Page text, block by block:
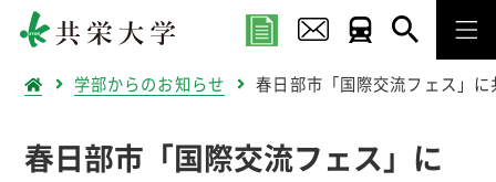
学部からのお知らせ 春日部市「国際交流フェス」
春日部市「国際交流フェス」に